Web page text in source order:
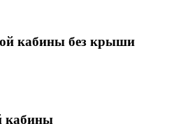
кабины без крыши
кабины